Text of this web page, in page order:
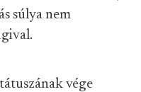
súlya nem
vége